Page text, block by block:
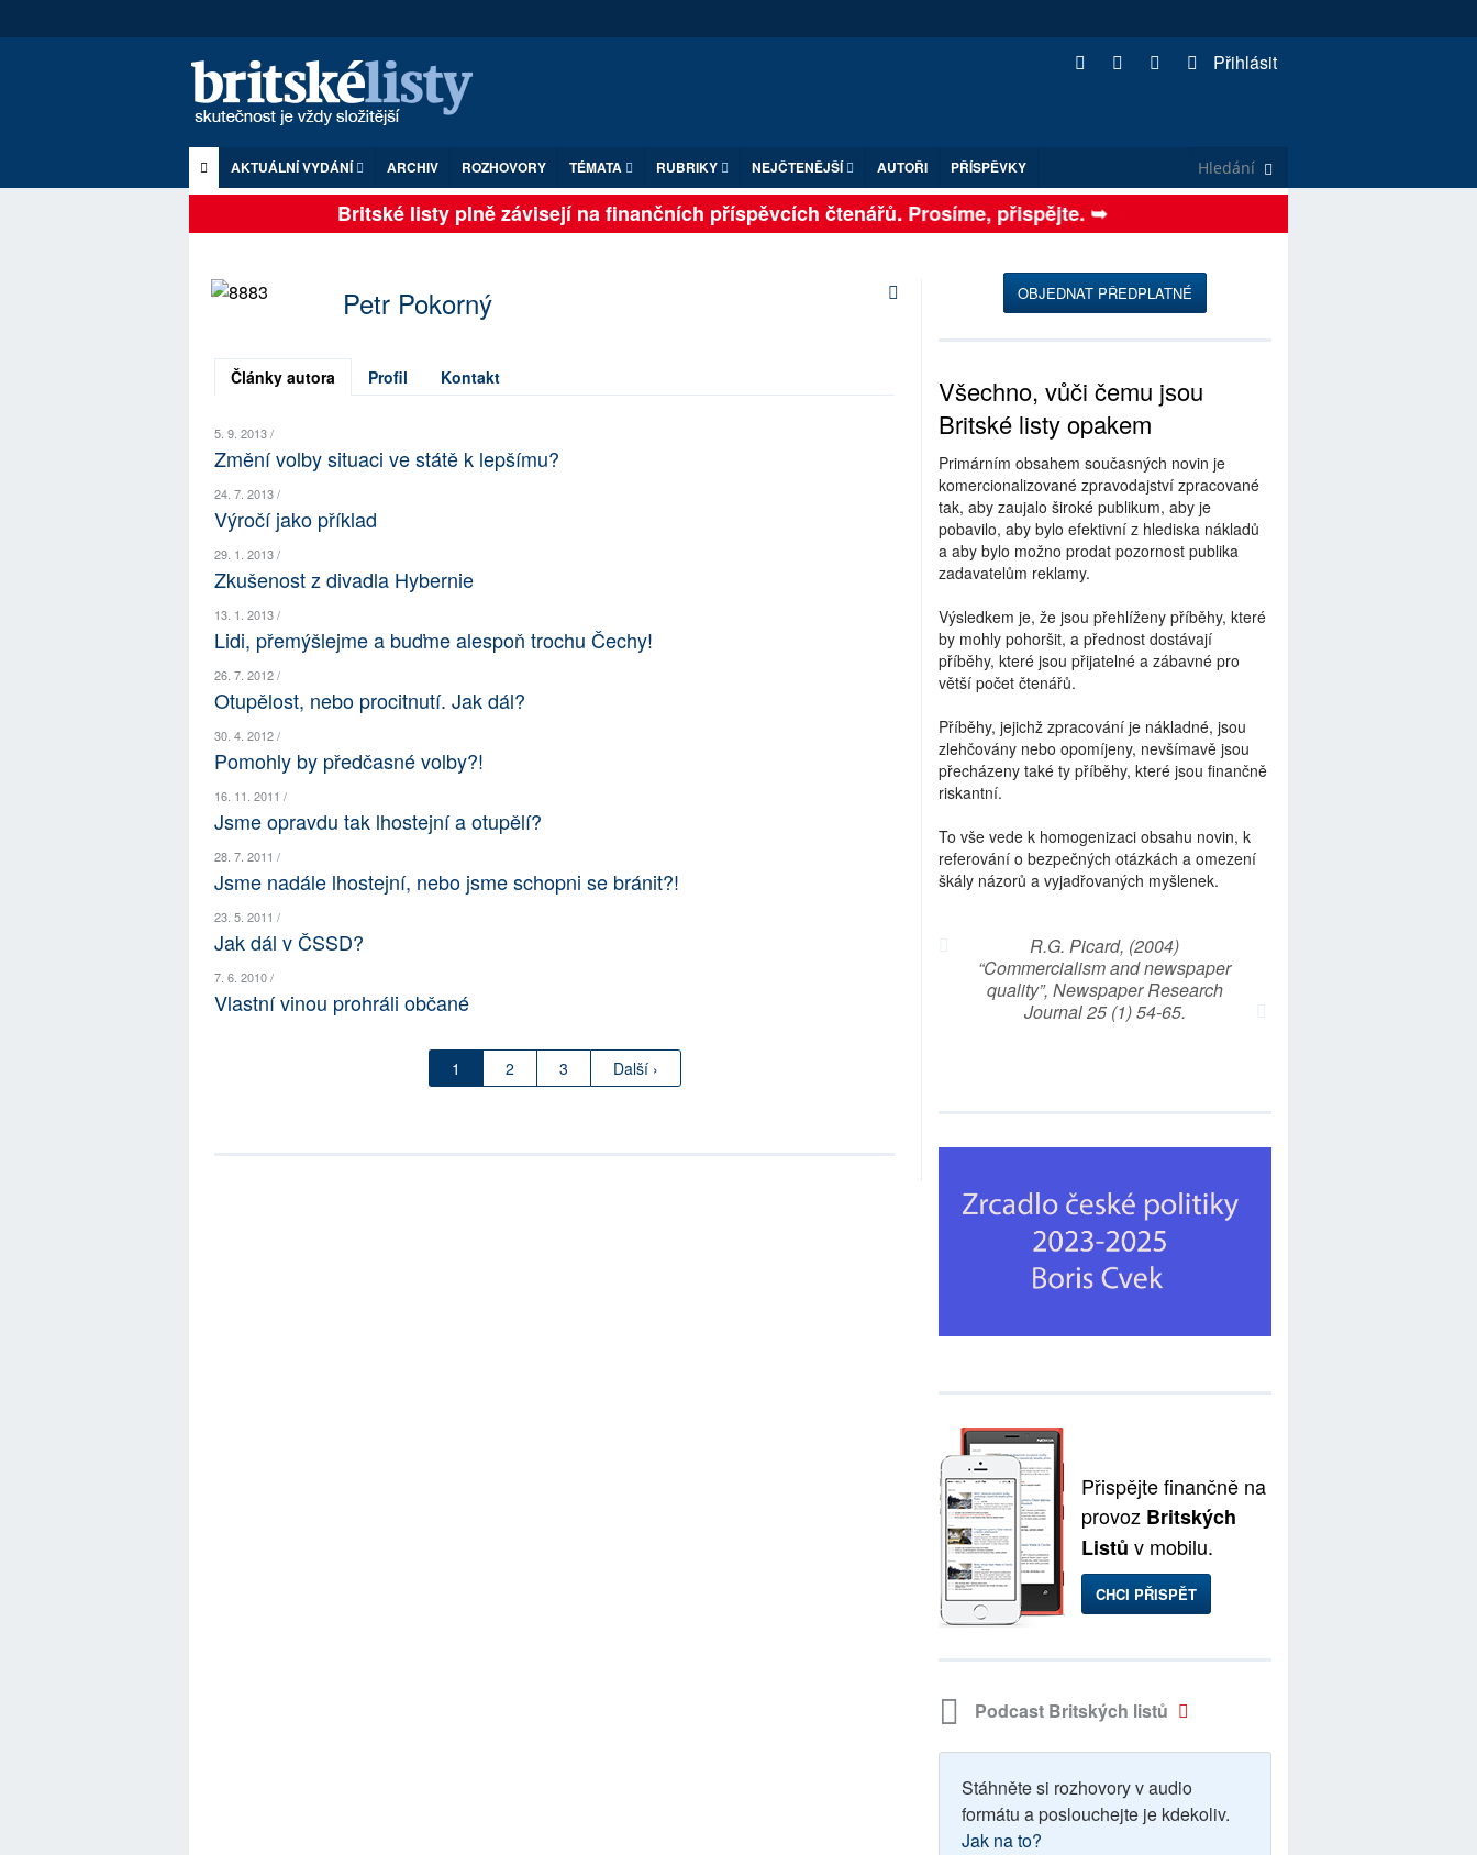
Přihlásit
AKTUÁLNÍ VYDÁNÍ ARCHIV ROZHOVORY TÉMATA RUBRIKY NEJČTENĚJŠÍ AUTOŘI PŘÍSPĚVKY
Britské listy plně závisejí na finančních příspěvcích čtenářů. Prosíme, přispějte. ➥
Petr Pokorný
Články autora Profil Kontakt
5. 9. 2013 /
Změní volby situaci ve státě k lepšímu?
24. 7. 2013 /
Výročí jako příklad
29. 1. 2013 /
Zkušenost z divadla Hybernie
13. 1. 2013 /
Lidi, přemýšlejme a buďme alespoň trochu Čechy!
26. 7. 2012 /
Otupělost, nebo procitnutí. Jak dál?
30. 4. 2012 /
Pomohly by předčasné volby?!
16. 11. 2011 /
Jsme opravdu tak lhostejní a otupělí?
28. 7. 2011 /
Jsme nadále lhostejní, nebo jsme schopni se bránit?!
23. 5. 2011 /
Jak dál v ČSSD?
7. 6. 2010 /
Vlastní vinou prohráli občané
1 2 3 Další ›
OBJEDNAT PŘEDPLATNÉ
Všechno, vůči čemu jsou
Britské listy opakem
Primárním obsahem současných novin je
komercionalizované zpravodajství zpracované
tak, aby zaujalo široké publikum, aby je
pobavilo, aby bylo efektivní z hlediska nákladů
a aby bylo možno prodat pozornost publika
zadavatelům reklamy.
Výsledkem je, že jsou přehlíženy příběhy, které
by mohly pohoršit, a přednost dostávají
příběhy, které jsou přijatelné a zábavné pro
větší počet čtenářů.
Příběhy, jejichž zpracování je nákladné, jsou
zlehčovány nebo opomíjeny, nevšímavě jsou
přecházeny také ty příběhy, které jsou finančně
riskantní.
To vše vede k homogenizaci obsahu novin, k
referování o bezpečných otázkách a omezení
škály názorů a vyjadřovaných myšlenek.
R.G. Picard, (2004)
“Commercialism and newspaper
quality”, Newspaper Research
Journal 25 (1) 54-65.
Přispějte finančně na
provoz Britských
Listů v mobilu.
CHCI PŘISPĚT
Podcast Britských listů
Stáhněte si rozhovory v audio
formátu a poslouchejte je kdekoliv.
Jak na to?